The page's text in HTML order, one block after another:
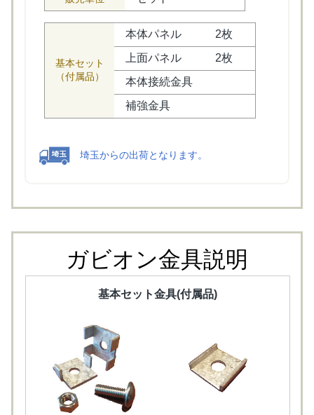
基本セット
（付属品）
本体パネル
2枚
上面パネル
2枚
本体接続金具
補強金具
埼玉からの出荷となります。
ガビオン金具説明
基本セット金具(付属品)